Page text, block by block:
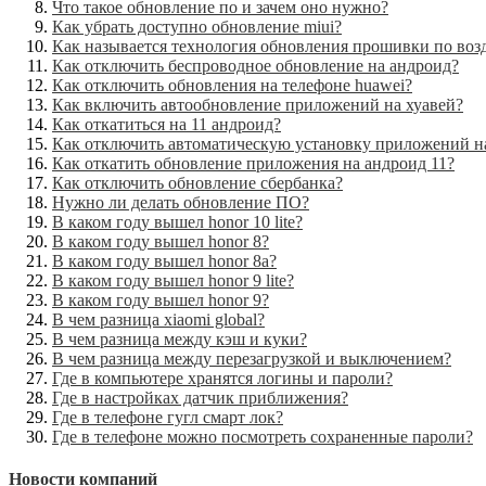
Что такое обновление по и зачем оно нужно?
Как убрать доступно обновление miui?
Как называется технология обновления прошивки по
Как отключить беспроводное обновление на андроид?
Как отключить обновления на телефоне huawei?
Как включить автообновление приложений на хуавей?
Как откатиться на 11 андроид?
Как отключить автоматическую установку приложений
Как откатить обновление приложения на андроид 11?
Как отключить обновление сбербанка?
Нужно ли делать обновление ПО?
В каком году вышел honor 10 lite?
В каком году вышел honor 8?
В каком году вышел honor 8a?
В каком году вышел honor 9 lite?
В каком году вышел honor 9?
В чем разница xiaomi global?
В чем разница между кэш и куки?
В чем разница между перезагрузкой и выключением?
Где в компьютере хранятся логины и пароли?
Где в настройках датчик приближения?
Где в телефоне гугл смарт лок?
Где в телефоне можно посмотреть сохраненные пароли?
Новости компаний